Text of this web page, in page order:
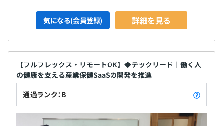
気になる(会員登録) 詳細を見る
【フルフレックス・リモートOK】◆テックリード｜働く人
の健康を支える産業保健SaaSの開発を推進
通過ランク：B